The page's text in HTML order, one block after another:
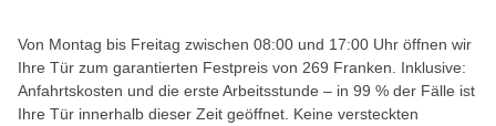
Von Montag bis Freitag zwischen 08:00 und 17:00 Uhr öffnen wir
Ihre Tür zum garantierten Festpreis von 269 Franken. Inklusive:
Anfahrtskosten und die erste Arbeitsstunde – in 99 % der Fälle ist
Ihre Tür innerhalb dieser Zeit geöffnet. Keine versteckten